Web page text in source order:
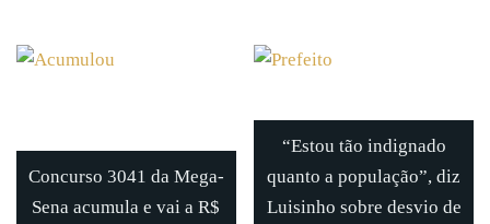
Concurso 3041 da Mega-
Sena acumula e vai a R$
“Estou tão indignado
quanto a população”, diz
Luisinho sobre desvio de